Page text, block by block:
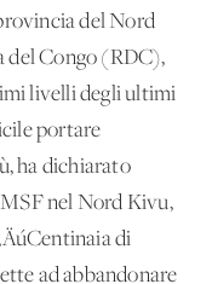
del Nord
del Congo (RDC),
livelli degli ultimi
portare
ha dichiarato
nel Nord Kivu,
di
ad abbandonare